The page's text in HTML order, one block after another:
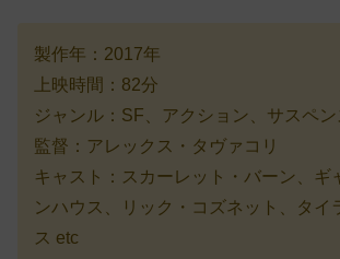
製作年：2017年
上映時間：82分
ジャンル：SF、アクション、サスペン
監督：アレックス・タヴァコリ
キャスト：スカーレット・バーン、ギ
ンハウス、リック・コズネット、タイ
ス etc